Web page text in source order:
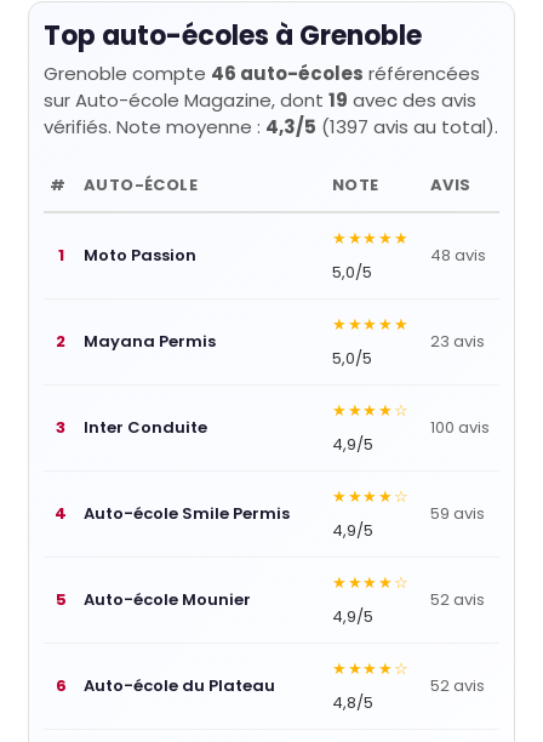
Top auto-écoles à Grenoble
Grenoble compte 46 auto-écoles référencées
sur Auto-école Magazine, dont 19 avec des avis
vérifiés. Note moyenne : 4,3/5 (1397 avis au total).
# AUTO-ÉCOLE NOTE AVIS
1 Moto Passion
★★★★★
5,0/5
48 avis
2 Mayana Permis
★★★★★
5,0/5
23 avis
3 Inter Conduite
★★★★☆
4,9/5
100 avis
4 Auto-école Smile Permis
★★★★☆
4,9/5
59 avis
5 Auto-école Mounier
★★★★☆
4,9/5
52 avis
6 Auto-école du Plateau
★★★★☆
4,8/5
52 avis